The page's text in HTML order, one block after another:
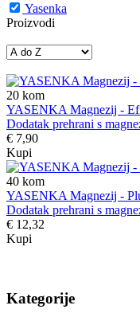
Yasenka
Proizvodi
20 kom
YASENKA Magnezij -
Dodatak prehrani s
€ 7,90
Kupi
40 kom
YASENKA Magnezij -
Dodatak prehrani s
€ 12,32
Kupi
Kategorije